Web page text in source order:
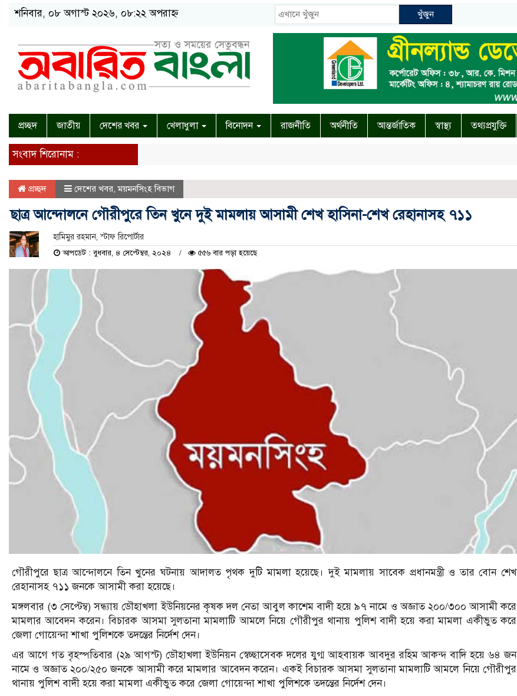
শনিবার, ০৮ অগাস্ট ২০২৬, ০৮:২২ অপরাহ্ন খুঁজুন
প্রচ্ছদ জাতীয় দেশের খবর খেলাধুলা বিনোদন রাজনীতি অর্থনীতি আন্তর্জাতিক স্বাস্থ্য তথ্যপ্রযুক্তি
সংবাদ শিরোনাম :
প্রচ্ছদ দেশের খবর,ময়মনসিংহ বিভাগ
ছাত্র আন্দোলনে গৌরীপুরে তিন খুনে দুই মামলায় আসামী শেখ হাসিনা-শেখ রেহানাসহ ৭১১
হামিমুর রহমান, স্টাফ রিপোর্টার
আপডেট : বুধবার, ৪ সেপ্টেম্বর, ২০২৪ ৫৫৬ বার পড়া হয়েছে
গৌরীপুরে ছাত্র আন্দোলনে তিন খুনের ঘটনায় আদালত পৃথক দুটি মামলা হয়েছে। দুই মামলায় সাবেক প্রধানমন্ত্রী ও তার বোন শেখ
রেহানাসহ ৭১১ জনকে আসামী করা হয়েছে।
মঙ্গলবার (৩ সেপ্টেম্ব) সন্ধ্যায় ডৌহাখলা ইউনিয়নের কৃষক দল নেতা আবুল কাশেম বাদী হয়ে ৯৭ নামে ও অজ্ঞাত ২০০/৩০০ আসামী করে
মামলার আবেদন করেন। বিচারক আসমা সুলতানা মামলাটি আমলে নিয়ে গৌরীপুর থানায় পুলিশ বাদী হয়ে করা মামলা একীভুত করে
জেলা গোয়েন্দা শাখা পুলিশকে তদন্তের নির্দেশ দেন।
এর আগে গত বৃহস্পতিবার (২৯ আগস্ট) ডৌহাখলা ইউনিয়ন স্বেচ্ছাসেবক দলের যুগ্ম আহবায়ক আবদুর রহিম আকন্দ বাদি হয়ে ৬৪ জন
নামে ও অজ্ঞাত ২০০/২৫০ জনকে আসামী করে মামলার আবেদন করেন। একই বিচারক আসমা সুলতানা মামলাটি আমলে নিয়ে গৌরীপুর
থানায় পুলিশ বাদী হয়ে করা মামলা একীভুত করে জেলা গোয়েন্দা শাখা পুলিশকে তদন্তের নির্দেশ দেন।